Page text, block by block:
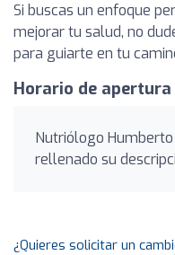
Si buscas un enfoque
mejorar tu salud, no
para guiarte en tu
Horario de apertura
Nutriólogo
rellenado su
¿Quieres solicitar un